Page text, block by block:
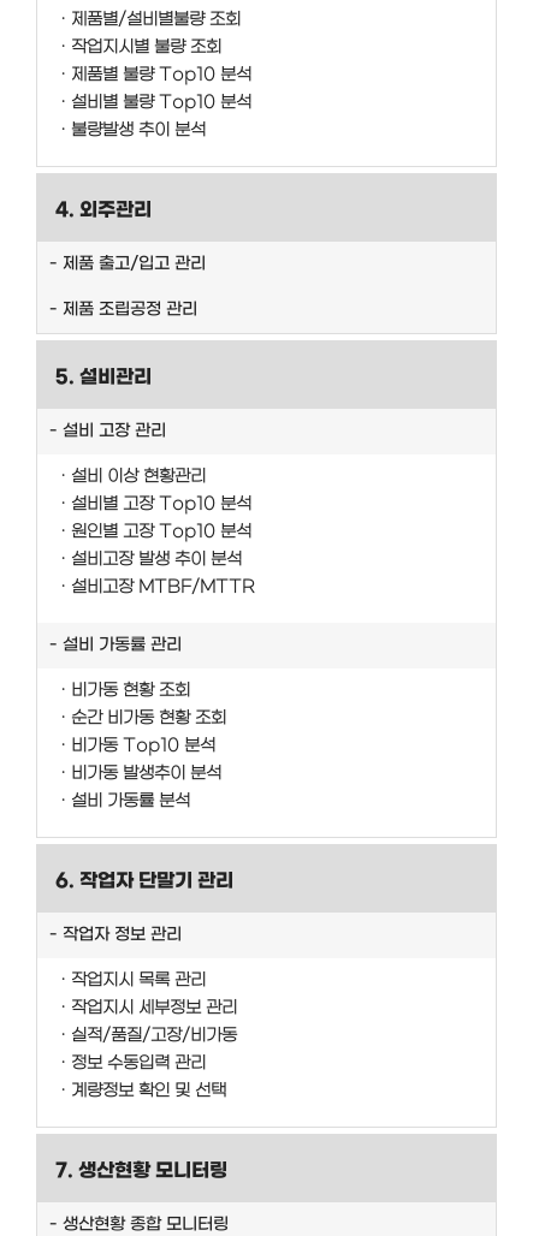
제품별/설비별불량 조회
작업지시별 불량 조회
제품별 불량 Top10 분석
설비별 불량 Top10 분석
불량발생 추이 분석
4. 외주관리
제품 출고/입고 관리
제품 조립공정 관리
5. 설비관리
설비 고장 관리
설비 이상 현황관리
설비별 고장 Top10 분석
원인별 고장 Top10 분석
설비고장 발생 추이 분석
설비고장 MTBF/MTTR
설비 가동률 관리
비가동 현황 조회
순간 비가동 현황 조회
비가동 Top10 분석
비가동 발생추이 분석
설비 가동률 분석
6. 작업자 단말기 관리
작업자 정보 관리
작업지시 목록 관리
작업지시 세부정보 관리
실적/품질/고장/비가동
정보 수동입력 관리
계량정보 확인 및 선택
7. 생산현황 모니터링
생산현황 종합 모니터링